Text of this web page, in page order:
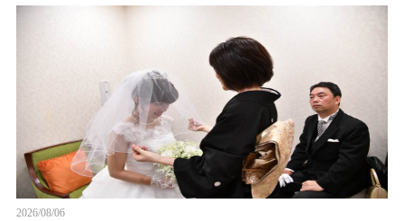
「社長！お元気そうで」嫁両親「え？」180度立場
2026/08/06